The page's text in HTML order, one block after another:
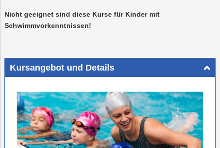
Nicht geeignet sind diese Kurse für Kinder mit
Schwimmvorkenntnissen!
Kursangebot und Details